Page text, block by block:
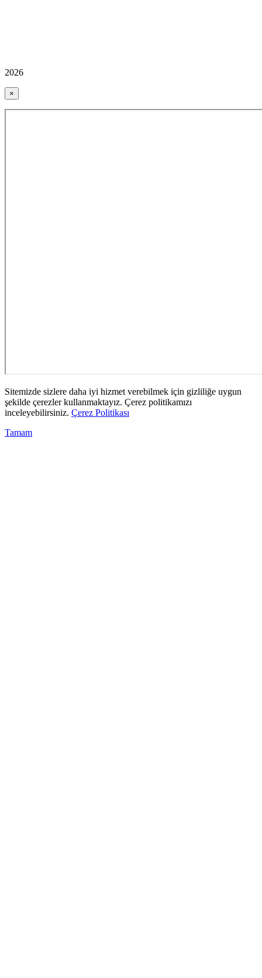
2026
×
Sitemizde sizlere daha iyi hizmet verebilmek için gizliliğe uygun
şekilde çerezler kullanmaktayız. Çerez politikamızı
inceleyebilirsiniz. Çerez Politikası
Tamam